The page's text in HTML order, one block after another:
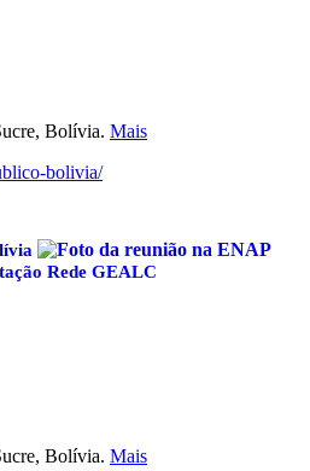
Bolívia. Mais
bolivia/
Rede GEALC
Bolívia. Mais